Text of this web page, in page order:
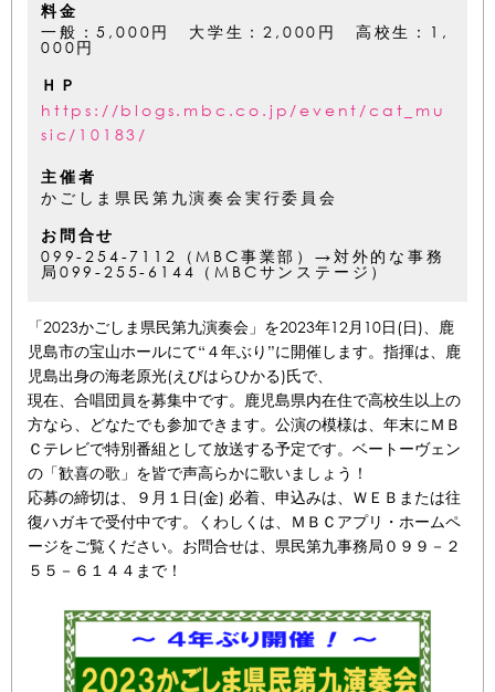
料金
一般：5,000円 大学生：2,000円 高校生：1,
000円
ＨＰ
https://blogs.mbc.co.jp/event/cat_mu
sic/10183/
主催者
かごしま県民第九演奏会実行委員会
お問合せ
099-254-7112（MBC事業部）→対外的な事務
局099-255-6144（MBCサンステージ）
「2023かごしま県民第九演奏会」を2023年12月10日(日)、鹿
児島市の宝山ホールにて“４年ぶり”に開催します。指揮は、鹿
児島出身の海老原光(えびはらひかる)氏で、
現在、合唱団員を募集中です。鹿児島県内在住で高校生以上の
方なら、どなたでも参加できます。公演の模様は、年末にＭＢ
Ｃテレビで特別番組として放送する予定です。ベートーヴェン
の「歓喜の歌」を皆で声高らかに歌いましょう！
応募の締切は、９月１日(金) 必着、申込みは、ＷＥＢまたは往
復ハガキで受付中です。くわしくは、ＭＢＣアプリ・ホームペ
ージをご覧ください。お問合せは、県民第九事務局０９９－２
５５－６１４４まで！